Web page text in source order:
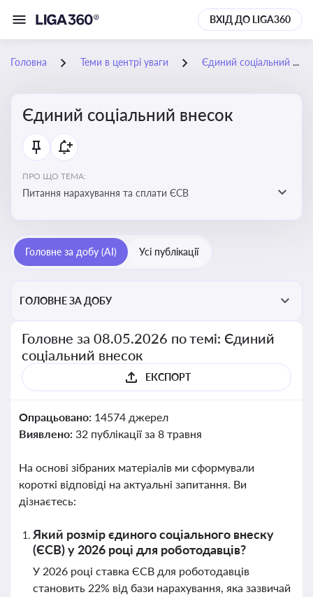
ВХІД ДО LIGA360
Головна Теми в центрі уваги Єдиний соціальний внесок
Єдиний соціальний внесок
ПРО ЩО ТЕМА:
Питання нарахування та сплати ЄСВ
Головне за добу (AI) Усі публікації
ГОЛОВНЕ ЗА ДОБУ
Головне за 08.05.2026 по темі: Єдиний
соціальний внесок
ЕКСПОРТ
Опрацьовано: 14574 джерел
Виявлено: 32 публікації за 8 травня
На основі зібраних матеріалів ми сформували
короткі відповіді на актуальні запитання. Ви
дізнаєтесь:
Який розмір єдиного соціального внеску
(ЄСВ) у 2026 році для роботодавців?
У 2026 році ставка ЄСВ для роботодавців
становить 22% від бази нарахування, яка зазвичай